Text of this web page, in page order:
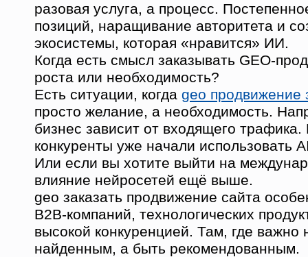
разовая услуга, а процесс.
позиций, наращивание авторитета и
экосистемы, которая «нравится» ИИ.
Когда есть смысл заказывать GEO-
роста или необходимость?
Есть ситуации, когда geo продвижение
просто желание, а необходимость.
бизнес зависит от входящего
конкуренты уже начали использовать
Или если вы хотите выйти на
влияние нейросетей ещё выше.
geo заказать продвижение сайта
B2B-компаний, технологических
высокой конкуренцией. Там, где важно
найденным, а быть рекомендованным.